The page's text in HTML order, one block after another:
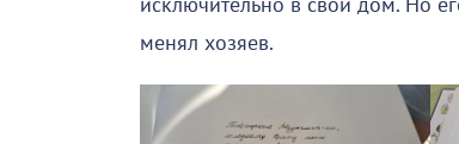
исключительно в свой дом. Но
менял хозяев.